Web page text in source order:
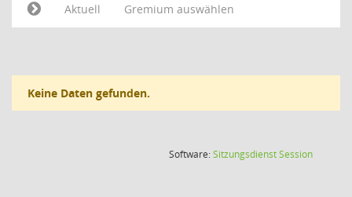
Aktuell
Gremium auswählen
Keine Daten gefunden.
Software:SitzungsdienstSession(Wird in